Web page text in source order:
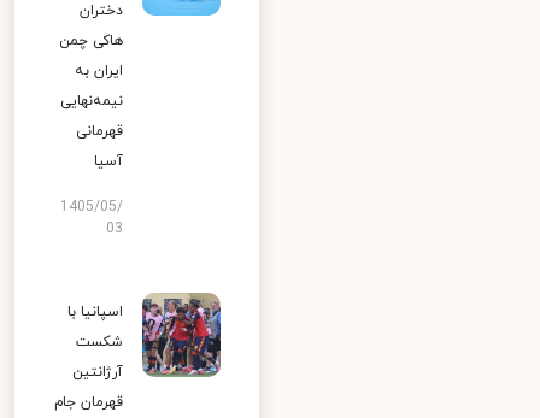
دختران
هاکی چمن
ایران به
نیمه‌نهایی
قهرمانی
آسیا
1405/05/
03
اسپانیا با
شکست
آرژانتین
قهرمان جام